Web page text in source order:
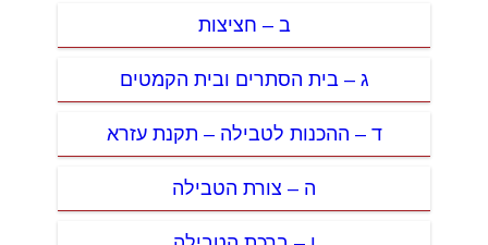
ב – חציצות
ג – בית הסתרים ובית הקמטים
ד – ההכנות לטבילה – תקנת עזרא
ה – צורת הטבילה